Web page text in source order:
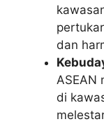
dan
ASEAN
di